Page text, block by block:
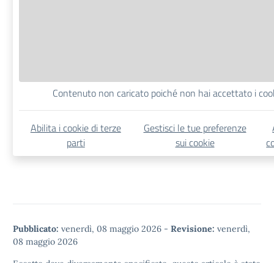
Contenuto non caricato poiché non hai accettato i
Abilita i cookie di terze
parti
Gestisci le tue preferenze
sui cookie
Pubblicato: venerdì, 08 maggio 2026 - Revisione: venerdì,
08 maggio 2026